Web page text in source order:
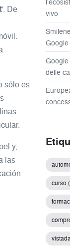
'. De
sólo es
y,
las
vivo
delle
curso